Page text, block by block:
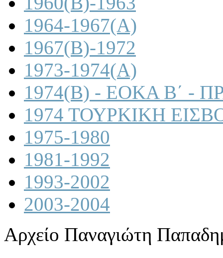
1964-1967(A)
1967(B)-1972
1973-1974(A)
1974(B) - ΕΟΚΑ Β΄ -
1974 ΤΟΥΡΚΙΚΗ
1975-1980
1981-1992
1993-2002
2003-2004
Αρχείο Παναγιώτη